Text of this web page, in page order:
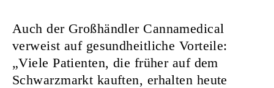
Auch der Großhändler Cannamedical
verweist auf gesundheitliche Vorteile:
„Viele Patienten, die früher auf dem
Schwarzmarkt kauften, erhalten heute